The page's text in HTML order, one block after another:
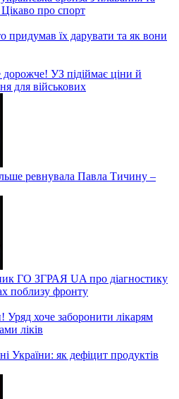
кремля на фронті? – Стоп-
до Олімпійських ігор-2024! Що
Київ після закриття 6
не можна клікати
2024! Чи варто
Україні – Ігор Циганик
Юр'єва